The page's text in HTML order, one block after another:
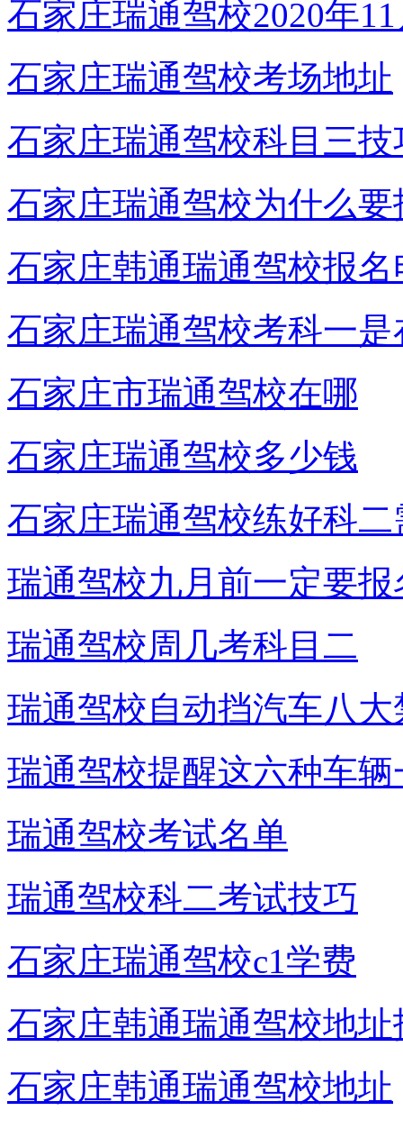
石家庄瑞通驾校2020年
石家庄瑞通驾校考场地址
石家庄瑞通驾校科目三技
石家庄瑞通驾校为什么
石家庄韩通瑞通驾校报名
石家庄瑞通驾校考科一是
石家庄市瑞通驾校在哪
石家庄瑞通驾校多少钱
石家庄瑞通驾校练好科
瑞通驾校九月前一定要报
瑞通驾校周几考科目二
瑞通驾校自动挡汽车八大
瑞通驾校提醒这六种车
瑞通驾校考试名单
瑞通驾校科二考试技巧
石家庄瑞通驾校c1学费
石家庄韩通瑞通驾校地
石家庄韩通瑞通驾校地址